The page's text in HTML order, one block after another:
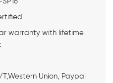
warranty with lifetime
T,Western Union, Paypal